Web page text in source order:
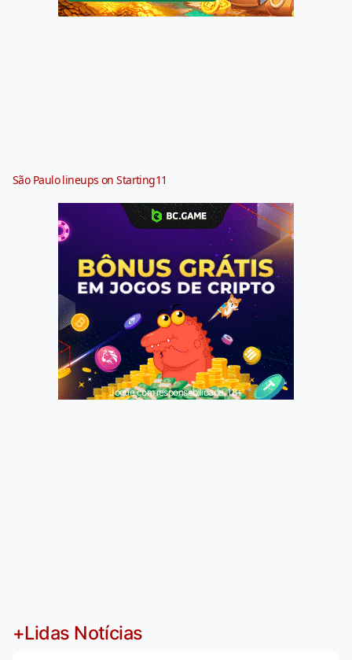
São Paulo lineups on Starting11
Jogue com responsabilidade. 18+
+Lidas Notícias